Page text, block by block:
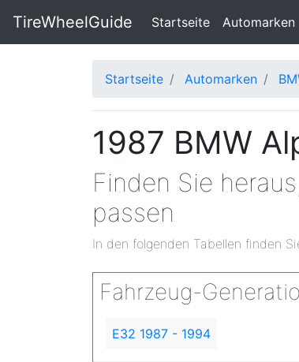
TireWheelGuide Startseite(current)
Automarken
Startseite Automarken
1987 BMW
Finden Sie
passen
In den folgenden Tabellen finden
Fahrzeug-
E32 1987 - 1994